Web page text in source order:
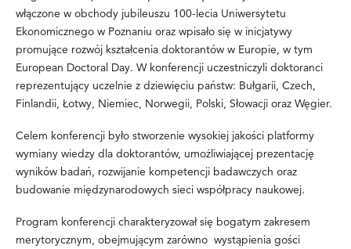
włączone w obchody jubileuszu 100-lecia Uniwersytetu
Ekonomicznego w Poznaniu oraz wpisało się w inicjatywy
promujące rozwój kształcenia doktorantów w Europie, w tym
European Doctoral Day. W konferencji uczestniczyli doktoranci
reprezentujący uczelnie z dziewięciu państw: Bułgarii, Czech,
Finlandii, Łotwy, Niemiec, Norwegii, Polski, Słowacji oraz Węgier.
Celem konferencji było stworzenie wysokiej jakości platformy
wymiany wiedzy dla doktorantów, umożliwiającej prezentację
wyników badań, rozwijanie kompetencji badawczych oraz
budowanie międzynarodowych sieci współpracy naukowej.
Program konferencji charakteryzował się bogatym zakresem
merytorycznym, obejmującym zarówno wystąpienia gości